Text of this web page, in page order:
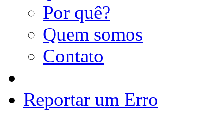
Por quê?
Quem somos
Contato
Reportar um Erro